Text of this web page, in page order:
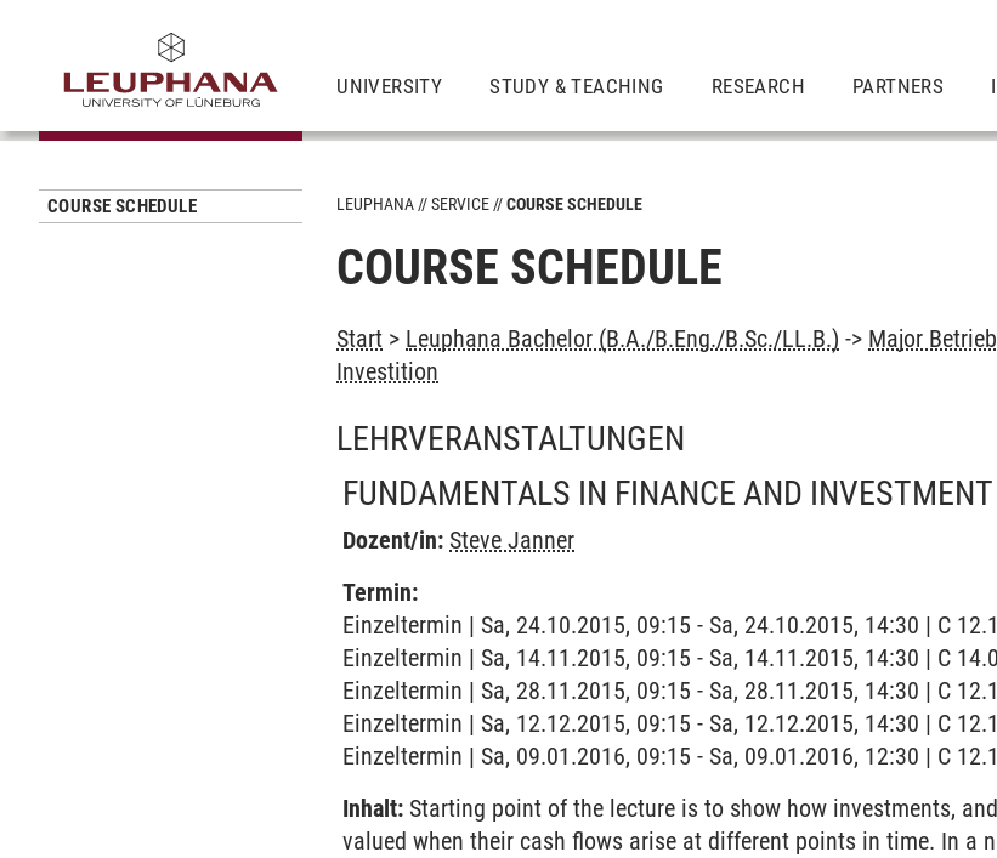
UNIVERSITY STUDY & TEACHING RESEARCH PARTNERS
COURSE SCHEDULE LEUPHANA SERVICE COURSE SCHEDULE
COURSE SCHEDULE
Start > Leuphana Bachelor (B.A./B.Eng./B.Sc./LL.B.) -> Major
Investition
LEHRVERANSTALTUNGEN
FUNDAMENTALS IN FINANCE AND INVESTMENT
Dozent/in: Steve Janner
Termin:
Einzeltermin | Sa, 24.10.2015, 09:15 - Sa, 24.10.2015, 14:30 | C
Einzeltermin | Sa, 14.11.2015, 09:15 - Sa, 14.11.2015, 14:30 | C
Einzeltermin | Sa, 28.11.2015, 09:15 - Sa, 28.11.2015, 14:30 | C
Einzeltermin | Sa, 12.12.2015, 09:15 - Sa, 12.12.2015, 14:30 | C
Einzeltermin | Sa, 09.01.2016, 09:15 - Sa, 09.01.2016, 12:30 | C
Inhalt: Starting point of the lecture is to show how investments,
valued when their cash flows arise at different points in time. In a